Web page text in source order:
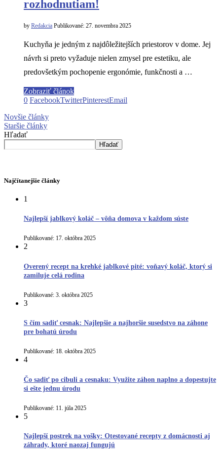
rozhodnutiam!
by Redakcia Publikované: 27. novembra 2025
Kuchyňa je jedným z najdôležitejších priestorov v dome. Jej
návrh si preto vyžaduje nielen zmysel pre estetiku, ale
predovšetkým pochopenie ergonómie, funkčnosti a …
Zobraziť článok
0 FacebookTwitterPinterestEmail
Novšie články
Staršie články
Hľadať
Hľadať
Najčítanejšie články
1
Najlepší jablkový koláč – vôňa domova v každom súste
Publikované: 17. októbra 2025
2
Overený recept na krehké jablkové pité: voňavý koláč, ktorý si
zamiluje celá rodina
Publikované: 3. októbra 2025
3
S čím sadiť cesnak: Najlepšie a najhoršie susedstvo na záhone
pre bohatú úrodu
Publikované: 18. októbra 2025
4
Čo sadiť po cibuli a cesnaku: Využite záhon naplno a dopestujte
si ešte jednu úrodu
Publikované: 11. júla 2025
5
Najlepší postrek na vošky: Otestované recepty z domácnosti aj
záhrady, ktoré naozaj fungujú